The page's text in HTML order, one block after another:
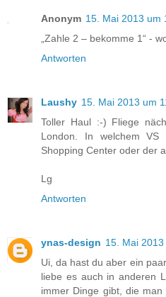
Anonym 15. Mai 2013 um
„Zahle 2 – bekomme 1“ -
Antworten
Laushy 15. Mai 2013 um
Toller Haul :-) Fliege
London. In welchem
Shopping Center oder der
Lg
Antworten
ynas-design 15. Mai
Ui, da hast du aber ein
liebe es auch in anderen
immer Dinge gibt, die